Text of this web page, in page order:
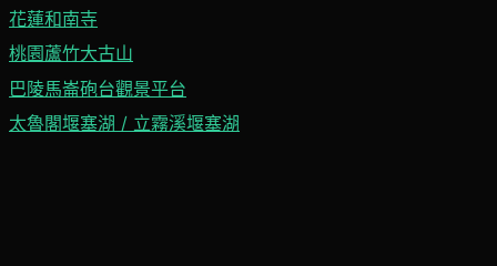
花蓮和南寺
桃園蘆竹大古山
巴陵馬崙砲台觀景平台
太魯閣堰塞湖 / 立霧溪堰塞湖